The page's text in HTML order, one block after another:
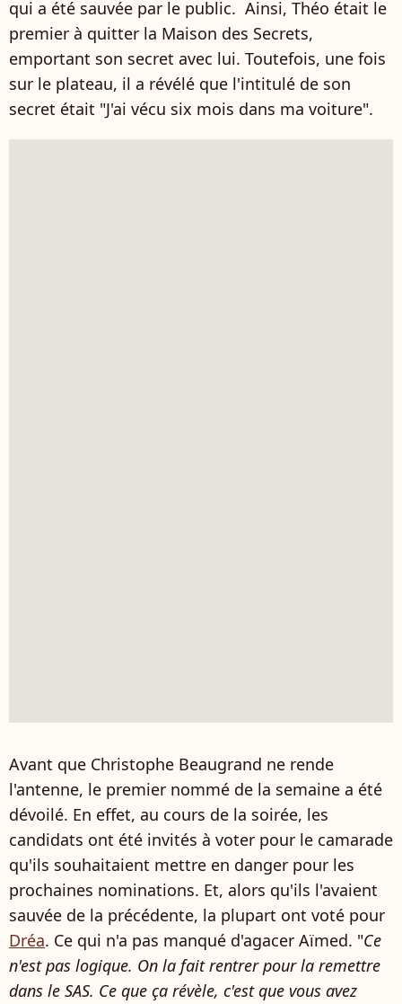
qui a été sauvée par le public. Ainsi, Théo était le
premier à quitter la Maison des Secrets,
emportant son secret avec lui. Toutefois, une fois
sur le plateau, il a révélé que l'intitulé de son
secret était "J'ai vécu six mois dans ma voiture".
Avant que Christophe Beaugrand ne rende
l'antenne, le premier nommé de la semaine a été
dévoilé. En effet, au cours de la soirée, les
candidats ont été invités à voter pour le camarade
qu'ils souhaitaient mettre en danger pour les
prochaines nominations. Et, alors qu'ils l'avaient
sauvée de la précédente, la plupart ont voté pour
Dréa. Ce qui n'a pas manqué d'agacer Aïmed. "Ce
n'est pas logique. On la fait rentrer pour la remettre
dans le SAS. Ce que ça révèle, c'est que vous avez